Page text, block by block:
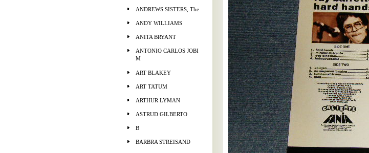
ANDREWS SISTERS, The
ANDY WILLIAMS
ANITA BRYANT
ANTONIO CARLOS JOBI
M
ART BLAKEY
ART TATUM
ARTHUR LYMAN
ASTRUD GILBERTO
B
BARBRA STREISAND